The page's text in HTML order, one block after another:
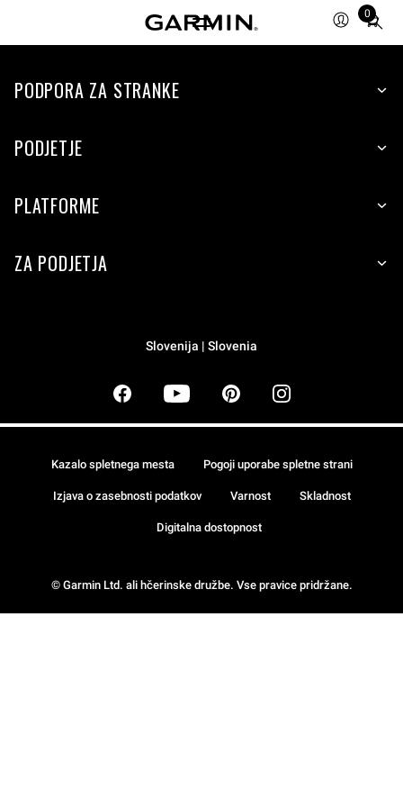
0
Total
items
cart:
PODPORA ZA STRANKE
PODJETJE
PLATFORME
ZA PODJETJA
Slovenija | Slovenia
© Garmin Ltd. ali hčerinske družbe. Vse pravice pridržane.
Kazalo spletnega mesta Pogoji uporabe spletne strani
Izjava o zasebnosti podatkov Varnost Skladnost
Digitalna dostopnost